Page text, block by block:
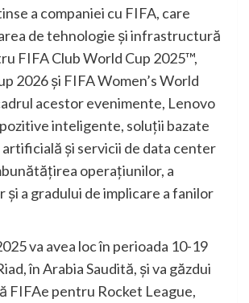
a companiei cu FIFA, care
de tehnologie și infrastructură
FIFA Club World Cup 2025™,
2026 și FIFA Women’s World
acestor evenimente, Lenovo
inteligente, soluții bazate
și servicii de data center
operațiunilor, a
și a gradului de implicare a fanilor
va avea loc în perioada 10-19
în Arabia Saudită, și va găzdui
FIFAe pentru Rocket League,